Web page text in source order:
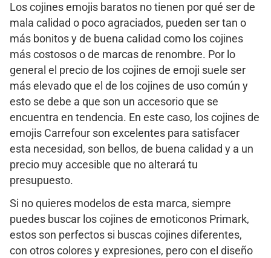
Los cojines emojis baratos no tienen por qué ser de
mala calidad o poco agraciados, pueden ser tan o
más bonitos y de buena calidad como los cojines
más costosos o de marcas de renombre. Por lo
general el precio de los cojines de emoji suele ser
más elevado que el de los cojines de uso común y
esto se debe a que son un accesorio que se
encuentra en tendencia. En este caso, los cojines de
emojis Carrefour son excelentes para satisfacer
esta necesidad, son bellos, de buena calidad y a un
precio muy accesible que no alterará tu
presupuesto.
Si no quieres modelos de esta marca, siempre
puedes buscar los cojines de emoticonos Primark,
estos son perfectos si buscas cojines diferentes,
con otros colores y expresiones, pero con el diseño